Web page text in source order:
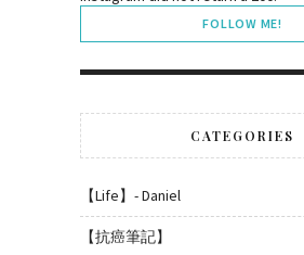
FOLLOW ME!
CATEGORIES
【Life】- Daniel
【抗癌筆記】